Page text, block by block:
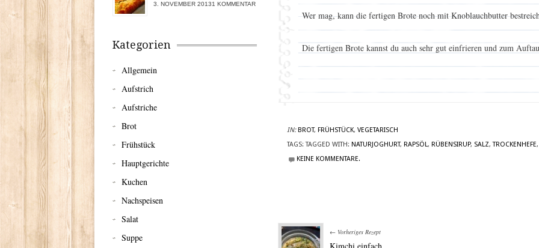
Wer mag, kann die fertigen Brote noch mit Knoblauchbutter
Die fertigen Brote kannst du auch sehr gut einfrieren und zum
IN: BROT, FRÜHSTÜCK, VEGETARISCH
TAGS: TAGGED WITH: NATURJOGHURT, RAPSÖL, RÜBENSIRUP, SALZ,TROCKENHEFE
KEINE KOMMENTARE.
← Vorheriges Rezept
3. NOVEMBER 20131 KOMMENTAR
Kategorien
Allgemein
Aufstrich
Aufstriche
Brot
Frühstück
Hauptgerichte
Kuchen
Nachspeisen
Salat
Suppe